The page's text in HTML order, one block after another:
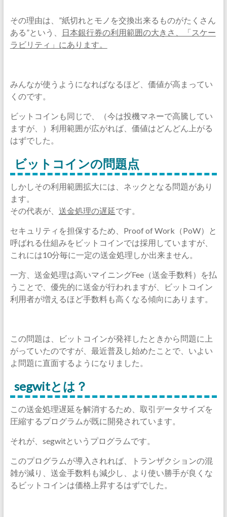
その理由は、”紙切れとモノを交換出来るものがたくさん
ある”という、
日本銀行券の利用範囲の大きさ、「スケー
ラビリティ」にあります。
みんなが使うようになればなるほど、価値が高まってい
くのです。
ビットコインも同じで、（今は投機マネーで高騰してい
ますが、）利用範囲が広がれば、価値はどんどん上がる
はずでした。
ビットコインの問題点
しかしその利用範囲拡大には、ネックとなる問題があり
ます。
その代表が、 送金処理の遅延です。
セキュリティを担保するため、Proof of Work（PoW）と
呼ばれる仕組みをビットコインでは採用していますが、
これには10分毎に一定の送金処理しか出来ません。
一方、送金処理は高いマイニングFee（送金手数料）を払
うことで、優先的に送金が行われますが、ビットコイン
利用者が増えるほど手数料も高くなる傾向にあります。
この問題は、ビットコインが発祥したときから問題に上
がっていたのですが、最近普及し始めたことで、いよい
よ問題に直面するようになりました。
segwitとは？
この送金処理遅延を解消するため、取引データサイズを
圧縮するプログラムが既に開発されています。
それが、segwitというプログラムです。
このプログラムが導入されれば、トランザクションの混
雑が減り、送金手数料も減少し、より使い勝手が良くな
るビットコインは価格上昇するはずでした。